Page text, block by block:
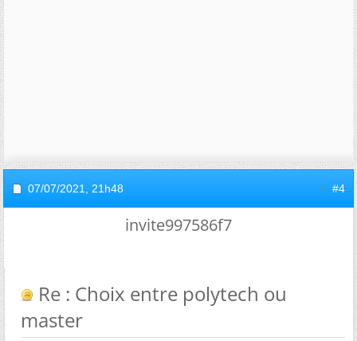
07/07/2021, 21h48 #4
invite997586f7
Re : Choix entre polytech ou
master